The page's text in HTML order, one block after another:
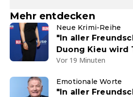
Mehr entdecken
Neue Krimi-Reihe
"In aller
Duong Kieu wird
Vor 19 Minuten
Emotionale Worte
"In aller